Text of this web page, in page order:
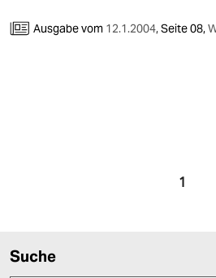
Ausgabe vom 12.1.2004,Seite 08,
1
Suche